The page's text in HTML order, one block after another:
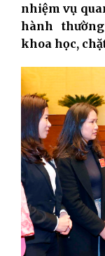
nhiệm vụ
hành
khoa học,